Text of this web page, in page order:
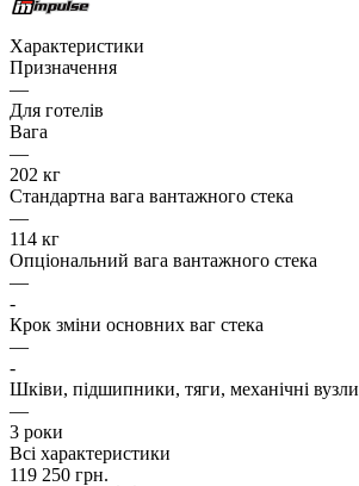
Характеристики
Призначення
—
Для готелів
Вага
—
202 кг
Стандартна вага вантажного стека
—
114 кг
Опціональний вага вантажного стека
—
-
Крок зміни основних ваг стека
—
-
Шківи, підшипники, тяги, механічні вузли
—
3 роки
Всі характеристики
119 250 грн.